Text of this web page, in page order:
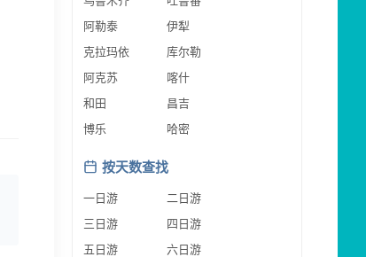
阿勒泰
伊犁
克拉玛依
库尔勒
阿克苏
喀什
和田
昌吉
博乐
哈密
按天数查找
一日游
二日游
三日游
四日游
五日游
六日游